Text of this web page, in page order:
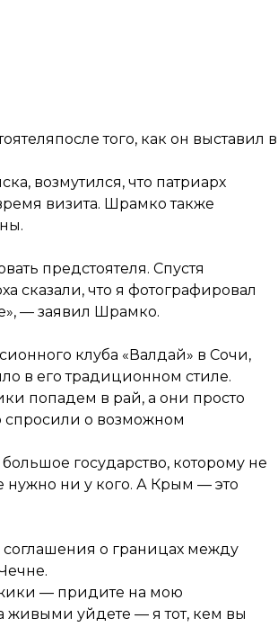
того, как он выставил в
возмутился, что патриарх
визита. Шрамко также
предстоятеля. Спустя
сказали, что я фотографировал
— заявил Шрамко.
клуба «Валдай» в Сочи,
в его традиционном стиле.
попадем в рай, а они просто
спросили о возможном
государство, которому не
нужно ни у кого. А Крым — это
о границах между
.
— придите на мою
живыми уйдете — я тот, кем вы